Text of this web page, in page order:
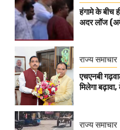
हंगामे के बीच
अदर लॉज
राज्य समाचार
एचएनबी
मिलेगा
राज्य समाचार